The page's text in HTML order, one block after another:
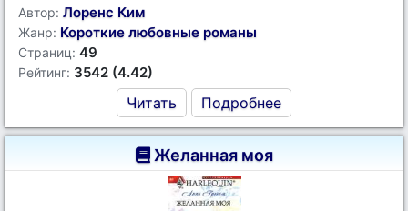
Автор: Лоренс Ким
Жанр: Короткие любовные романы
Страниц: 49
Рейтинг: 3542 (4.42)
Читать Подробнее
Желанная моя